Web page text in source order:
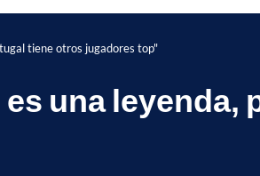
tiene otros jugadores top"
una leyenda,